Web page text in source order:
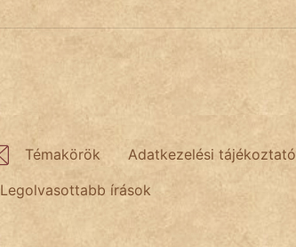
Témakörök Adatkezelési tájékoztató
Legolvasottabb írások